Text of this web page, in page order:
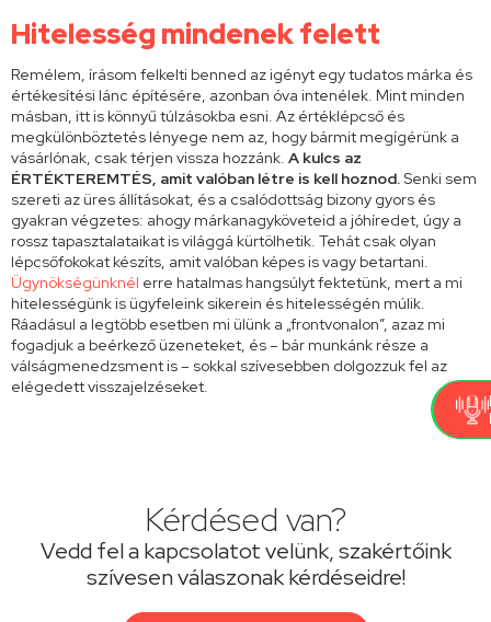
Hitelesség mindenek felett
Remélem, írásom felkelti benned az igényt egy tudatos márka és
értékesítési lánc építésére, azonban óva intenélek. Mint minden
másban, itt is könnyű túlzásokba esni. Az értéklépcső és
megkülönböztetés lényege nem az, hogy bármit megígérünk a
vásárlónak, csak térjen vissza hozzánk. A kulcs az
ÉRTÉKTEREMTÉS, amit valóban létre is kell hoznod.Senki sem
szereti az üres állításokat, és a csalódottság bizony gyors és
gyakran végzetes: ahogy márkanagyköveteid a jóhíredet, úgy a
rossz tapasztalataikat is világgá kürtölhetik. Tehát csak olyan
lépcsőfokokat készíts, amit valóban képes is vagy betartani.
Ügynökségünknél erre hatalmas hangsúlyt fektetünk, mert a mi
hitelességünk is ügyfeleink sikerein és hitelességén múlik.
Ráadásul a legtöbb esetben mi ülünk a „frontvonalon”, azaz mi
fogadjuk a beérkező üzeneteket, és – bár munkánk része a
válságmenedzsment is – sokkal szívesebben dolgozzuk fel az
elégedett visszajelzéseket.
Kérdésed van?
Vedd fel a kapcsolatot velünk, szakértőink
szívesen válaszonak kérdéseidre!